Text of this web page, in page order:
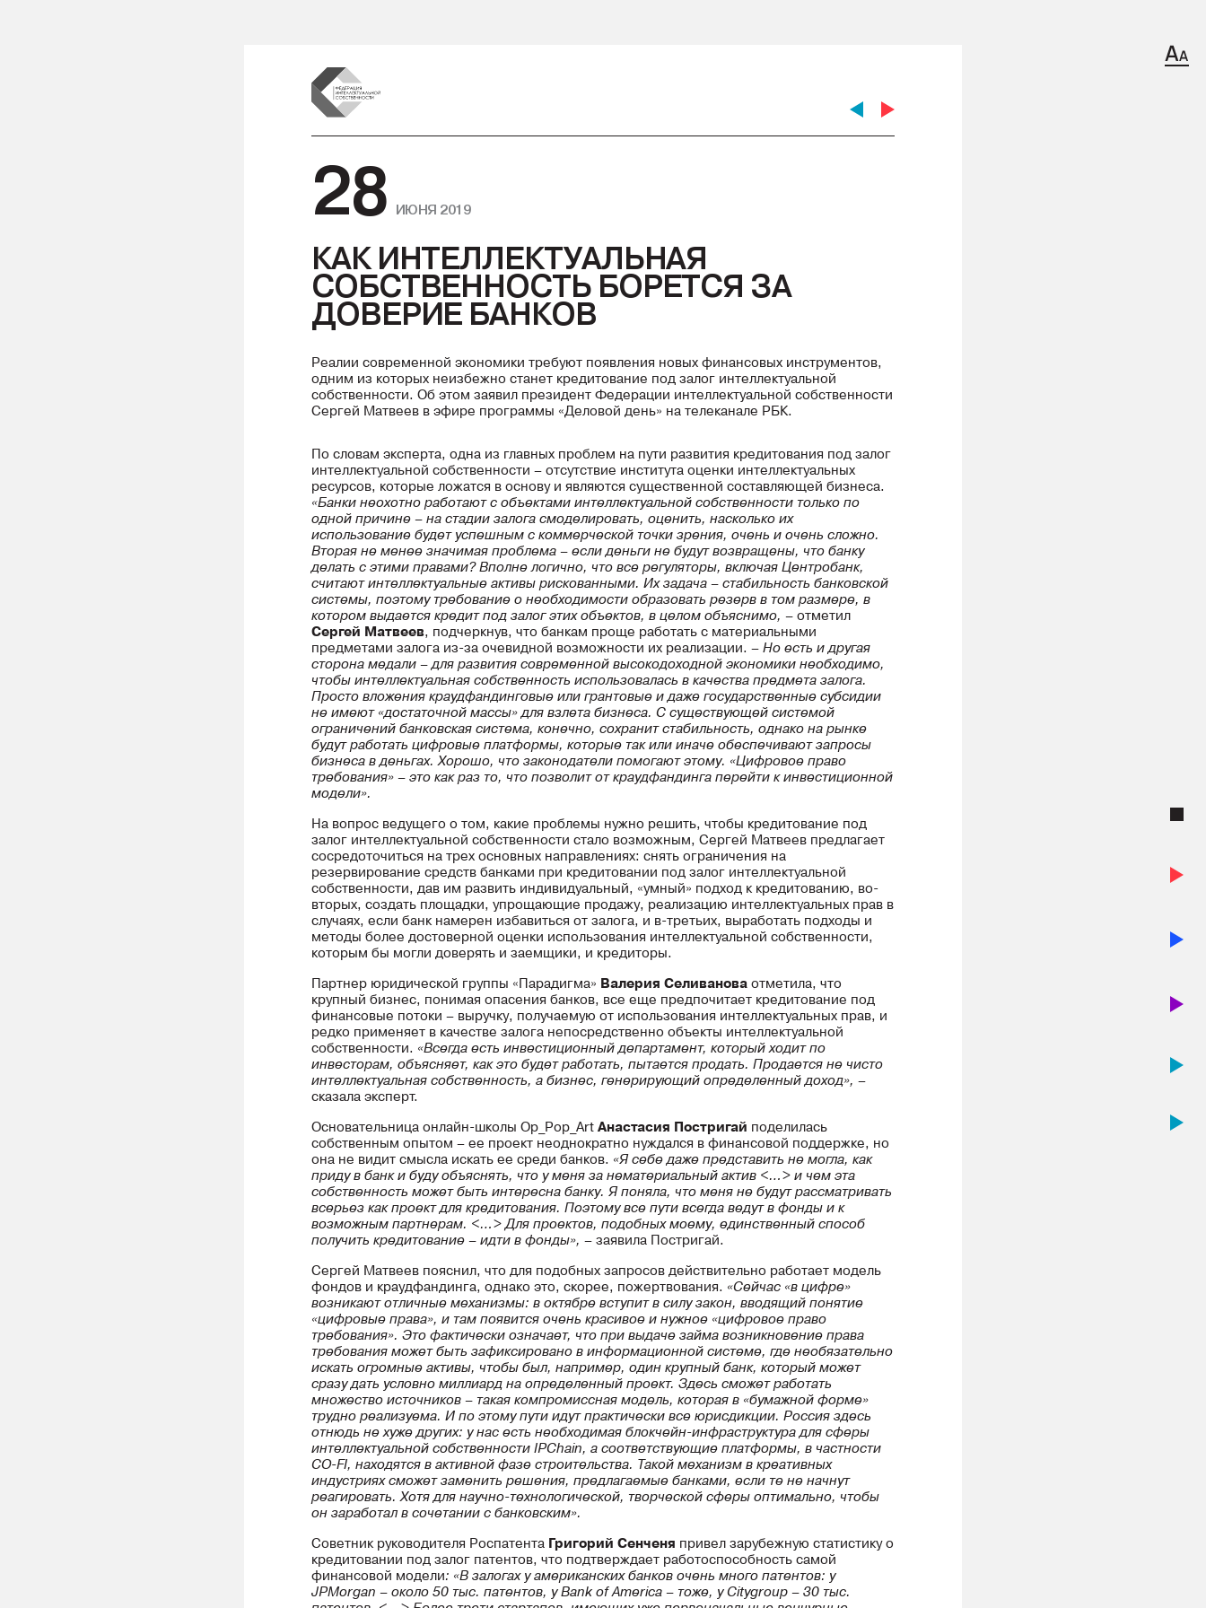
28 ИЮНЯ 2019
КАК ИНТЕЛЛЕКТУАЛЬНАЯ
СОБСТВЕННОСТЬ БОРЕТСЯ ЗА
ДОВЕРИЕ БАНКОВ
Реалии современной экономики требуют появления новых финансовых инструментов,
одним из которых неизбежно станет кредитование под залог интеллектуальной
собственности. Об этом заявил президент Федерации интеллектуальной собственности
Сергей Матвеев в эфире программы «Деловой день» на телеканале РБК.
По словам эксперта, одна из главных проблем на пути развития кредитования под залог
интеллектуальной собственности – отсутствие института оценки интеллектуальных
ресурсов, которые ложатся в основу и являются существенной составляющей бизнеса.
«Банки неохотно работают с объектами интеллектуальной собственности только по
одной причине – на стадии залога смоделировать, оценить, насколько их
использование будет успешным с коммерческой точки зрения, очень и очень сложно.
Вторая не менее значимая проблема – если деньги не будут возвращены, что банку
делать с этими правами? Вполне логично, что все регуляторы, включая Центробанк,
считают интеллектуальные активы рискованными. Их задача – стабильность банковской
системы, поэтому требование о необходимости образовать резерв в том размере, в
котором выдается кредит под залог этих объектов, в целом объяснимо, – отметил
Сергей Матвеев, подчеркнув, что банкам проще работать с материальными
предметами залога из-за очевидной возможности их реализации. – Но есть и другая
сторона медали – для развития современной высокодоходной экономики необходимо,
чтобы интеллектуальная собственность использовалась в качества предмета залога.
Просто вложения краудфандинговые или грантовые и даже государственные субсидии
не имеют «достаточной массы» для взлета бизнеса. С существующей системой
ограничений банковская система, конечно, сохранит стабильность, однако на рынке
будут работать цифровые платформы, которые так или иначе обеспечивают запросы
бизнеса в деньгах. Хорошо, что законодатели помогают этому. «Цифровое право
требования» – это как раз то, что позволит от краудфандинга перейти к инвестиционной
модели».
На вопрос ведущего о том, какие проблемы нужно решить, чтобы кредитование под
залог интеллектуальной собственности стало возможным, Сергей Матвеев предлагает
сосредоточиться на трех основных направлениях: снять ограничения на
резервирование средств банками при кредитовании под залог интеллектуальной
собственности, дав им развить индивидуальный, «умный» подход к кредитованию, во-
вторых, создать площадки, упрощающие продажу, реализацию интеллектуальных прав в
случаях, если банк намерен избавиться от залога, и в-третьих, выработать подходы и
методы более достоверной оценки использования интеллектуальной собственности,
которым бы могли доверять и заемщики, и кредиторы.
Партнер юридической группы «Парадигма» Валерия Селиванова отметила, что
крупный бизнес, понимая опасения банков, все еще предпочитает кредитование под
финансовые потоки – выручку, получаемую от использования интеллектуальных прав, и
редко применяет в качестве залога непосредственно объекты интеллектуальной
собственности. «Всегда есть инвестиционный департамент, который ходит по
инвесторам, объясняет, как это будет работать, пытается продать. Продается не чисто
интеллектуальная собственность, а бизнес, генерирующий определенный доход», –
сказала эксперт.
Основательница онлайн-школы Op_Pop_Art Анастасия Постригай поделилась
собственным опытом – ее проект неоднократно нуждался в финансовой поддержке, но
она не видит смысла искать ее среди банков. «Я себе даже представить не могла, как
приду в банк и буду объяснять, что у меня за нематериальный актив <…> и чем эта
собственность может быть интересна банку. Я поняла, что меня не будут рассматривать
всерьез как проект для кредитования. Поэтому все пути всегда ведут в фонды и к
возможным партнерам. <…> Для проектов, подобных моему, единственный способ
получить кредитование – идти в фонды», – заявила Постригай.
Сергей Матвеев пояснил, что для подобных запросов действительно работает модель
фондов и краудфандинга, однако это, скорее, пожертвования. «Сейчас «в цифре»
возникают отличные механизмы: в октябре вступит в силу закон, вводящий понятие
«цифровые права», и там появится очень красивое и нужное «цифровое право
требования». Это фактически означает, что при выдаче займа возникновение права
требования может быть зафиксировано в информационной системе, где необязательно
искать огромные активы, чтобы был, например, один крупный банк, который может
сразу дать условно миллиард на определенный проект. Здесь сможет работать
множество источников – такая компромиссная модель, которая в «бумажной форме»
трудно реализуема. И по этому пути идут практически все юрисдикции. Россия здесь
отнюдь не хуже других: у нас есть необходимая блокчейн-инфраструктура для сферы
интеллектуальной собственности IPChain, а соответствующие платформы, в частности
CO-FI, находятся в активной фазе строительства. Такой механизм в креативных
индустриях сможет заменить решения, предлагаемые банками, если те не начнут
реагировать. Хотя для научно-технологической, творческой сферы оптимально, чтобы
он заработал в сочетании с банковским».
Советник руководителя Роспатента Григорий Сенченя привел зарубежную статистику о
кредитовании под залог патентов, что подтверждает работоспособность самой
финансовой модели: «В залогах у американских банков очень много патентов: у
JPMorgan – около 50 тыс. патентов, у Bank of America – тоже, у Citygroup – 30 тыс.